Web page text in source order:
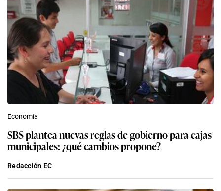
Economía
SBS plantea nuevas reglas de gobierno para cajas
municipales: ¿qué cambios propone?
Redacción EC